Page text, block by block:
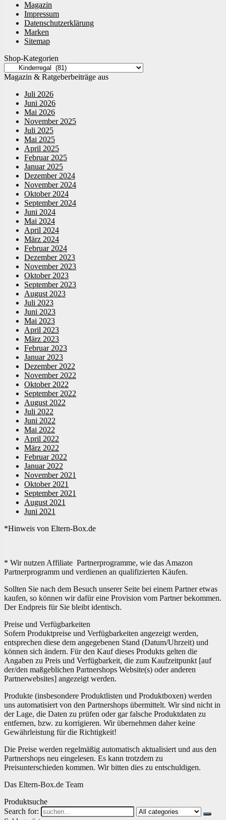
Magazin
Impressum
Datenschutzerklärung
Marken
Sitemap
Shop-Kategorien
Magazin & Ratgeberbeiträge aus
Juli 2026
Juni 2026
Mai 2026
November 2025
Juli 2025
Mai 2025
April 2025
Februar 2025
Januar 2025
Dezember 2024
November 2024
Oktober 2024
September 2024
Juni 2024
Mai 2024
April 2024
März 2024
Februar 2024
Dezember 2023
November 2023
Oktober 2023
September 2023
August 2023
Juli 2023
Juni 2023
Mai 2023
April 2023
März 2023
Februar 2023
Januar 2023
Dezember 2022
November 2022
Oktober 2022
September 2022
August 2022
Juli 2022
Juni 2022
Mai 2022
April 2022
März 2022
Februar 2022
Januar 2022
November 2021
Oktober 2021
September 2021
August 2021
Juni 2021
*Hinweis von Eltern-Box.de
* Wir nutzen Affiliate Partnerprogramme, wie das Amazon
Partnerprogramm und verdienen an qualifizierten Käufen.
Sollten Sie nach dem Besuch unserer Seite bei einem Partner etwas
kaufen, so können wir dafür eine Provision vom Partner bekommen.
Der Endpreis für Sie bleibt identisch.
Preise und Verfügbarkeiten
Sofern Produktpreise und Verfügbarkeiten angezeigt werden,
entsprechen diese dem angegebenen Stand (Datum/Uhrzeit) und
können sich ändern. Für den Kauf dieses Produkts gelten die
Angaben zu Preis und Verfügbarkeit, die zum Kaufzeitpunkt [auf
der/den maßgeblichen Partnershops Website(s) oder anderen
Partnerwebsites] angezeigt werden.
Produkte (insbesondere Produktlisten und Produktboxen) werden
uns automatisiert von den Partnershops übermittelt. Wir sind nicht in
der Lage, die Daten zu prüfen oder gar falsche Produktdaten zu
entfernen, bzw. zu korrigieren. Wir übernehmen daher keine
Gewährleistung für die Richtigkeit!
Die Preise werden regelmäßig automatisch aktualisiert und aus den
Partnershops neu eingelesen. Es kann trotzdem zu
Preisunterschieden kommen. Wir bitten dies zu entschuldigen.
Das Eltern-Box.de Team
Produktsuche
Search for: